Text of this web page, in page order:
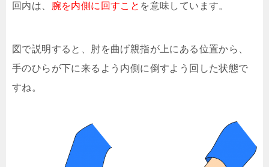
回内は、 腕を内側に回すこと を意味しています。
図で説明すると、肘を曲げ親指が上にある位置から、
手のひらが下に来るよう内側に倒すよう回した状態で
すね。